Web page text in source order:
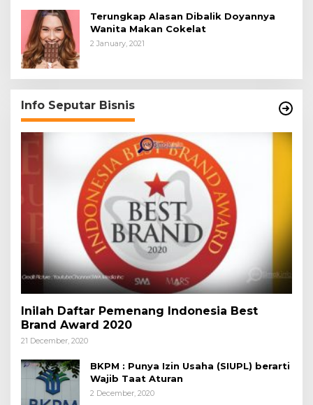
Terungkap Alasan Dibalik Doyannya
Wanita Makan Cokelat
2 January, 2021
Info Seputar Bisnis
Inilah Daftar Pemenang Indonesia Best
Brand Award 2020
21 December, 2020
BKPM : Punya Izin Usaha (SIUPL) berarti
Wajib Taat Aturan
2 December, 2020